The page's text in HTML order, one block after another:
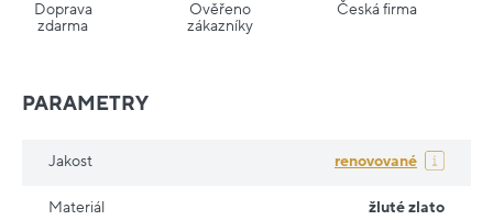
Doprava
zdarma
Ověřeno
zákazníky
Česká firma
PARAMETRY
Jakost renovované
Materiál žluté zlato